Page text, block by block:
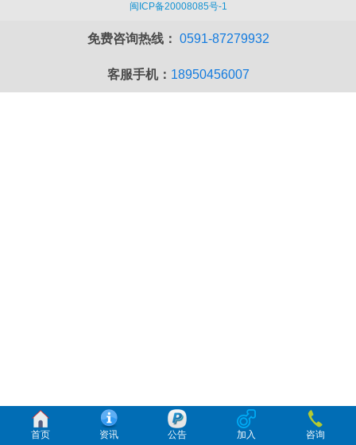
闽ICP备20008085号-1
免费咨询热线： 0591-87279932
客服手机： 18950456007
首页 资讯 公告 加入 咨询